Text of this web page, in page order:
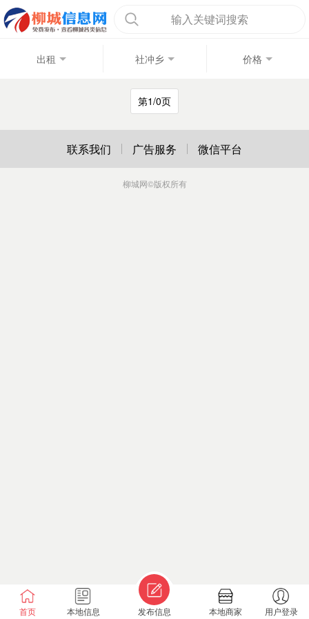
输入关键词搜索
出租 社冲乡 价格
第1/0页
首页 本地信息 发布信息 本地商家 用户登录
联系我们 广告服务 微信平台
柳城网©版权所有